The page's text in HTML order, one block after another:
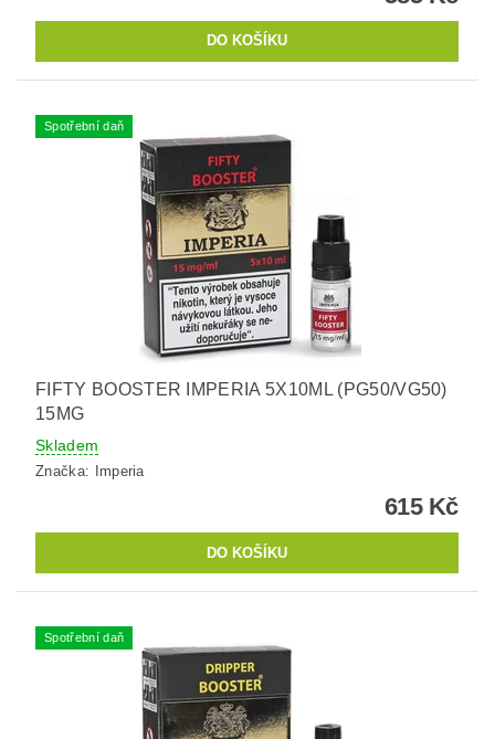
Spotřební daň
FIFTY BOOSTER IMPERIA 5X10ML (PG50/VG50)
15MG
Skladem
Značka: Imperia
615 Kč
Spotřební daň